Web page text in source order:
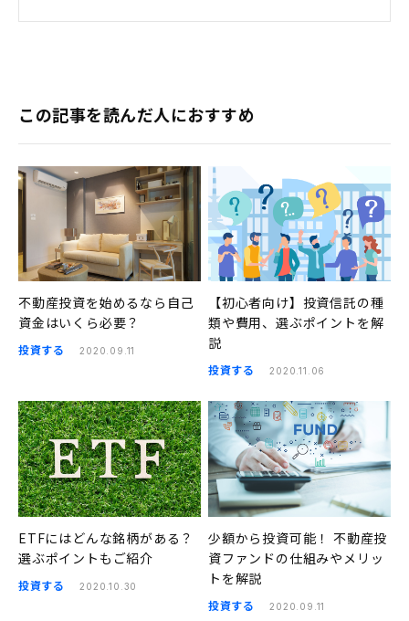
この記事を読んだ人におすすめ
不動産投資を始めるなら自己
資金はいくら必要？
投資する 2020.09.11
【初心者向け】投資信託の種
類や費用、選ぶポイントを解
説
投資する 2020.11.06
ETFにはどんな銘柄がある？
選ぶポイントもご紹介
投資する 2020.10.30
少額から投資可能！ 不動産投
資ファンドの仕組みやメリッ
トを解説
投資する 2020.09.11